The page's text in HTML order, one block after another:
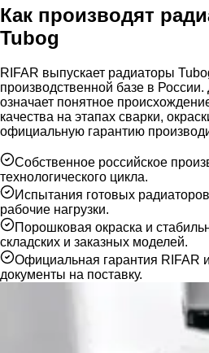
Как производят
Tubog
RIFAR выпускает радиаторы
производственной базе в России.
означает понятное
качества на этапах сварки,
официальную гарантию
Собственное российское
технологического цикла.
Испытания готовых
рабочие нагрузки.
Порошковая окраска и
складских и заказных моделей.
Официальная гарантия RIFAR
документы на поставку.